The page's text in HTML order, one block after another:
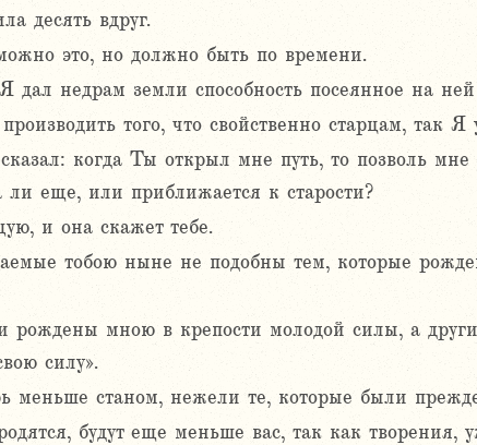
десять вдруг.
это, но должно быть по времени.
недрам земли способность посеянное на
того, что свойственно старцам, так
когда Ты открыл мне путь, то позволь мне
еще, или приближается к старости?
и она скажет тебе.
тобою ныне не подобны тем, которые
рождены мною в крепости молодой силы, а
силу».
меньше станом, нежели те, которые были
будут еще меньше вас, так как творения,